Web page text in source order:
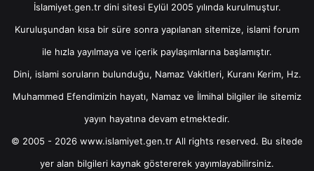
İslamiyet.gen.tr dini sitesi Eylül 2005 yılında kurulmuştur.
Kuruluşundan kısa bir süre sonra yapılanan sitemize, islami forum
ile hızla yayılmaya ve içerik paylaşımlarına başlamıştır.
Dini, islami soruların bulunduğu, Namaz Vakitleri, Kuranı Kerim, Hz.
Muhammed Efendimizin hayatı, Namaz ve İlmihal bilgiler ile sitemiz
yayın hayatına devam etmektedir.
© 2005 - 2026 www.islamiyet.gen.tr All rights reserved. Bu sitede
yer alan bilgileri kaynak göstererek yayımlayabilirsiniz.